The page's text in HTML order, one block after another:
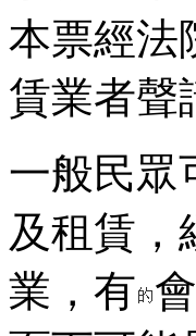
本票經法
賃業者聲
一般民眾
及租賃，
業，有